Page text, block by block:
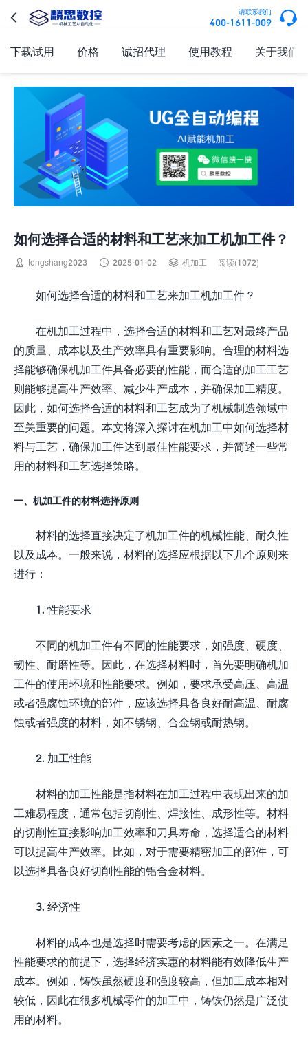
 请联系我们
400-1611-009 
下载试用 价格 诚招代理 使用教程 关于我们
如何选择合适的材料和工艺来加工机加工件？
 tongshang2023  2025-01-02  机加工 阅读(1072)
如何选择合适的材料和工艺来加工机加工件？
在机加工过程中，选择合适的材料和工艺对最终产品
的质量、成本以及生产效率具有重要影响。合理的材料选
择能够确保机加工件具备必要的性能，而合适的加工工艺
则能够提高生产效率、减少生产成本，并确保加工精度。
因此，如何选择合适的材料和工艺成为了机械制造领域中
至关重要的问题。本文将深入探讨在机加工中如何选择材
料与工艺，确保加工件达到最佳性能要求，并简述一些常
用的材料和工艺选择策略。
一、机加工件的材料选择原则
材料的选择直接决定了机加工件的机械性能、耐久性
以及成本。一般来说，材料的选择应根据以下几个原则来
进行：
1. 性能要求
不同的机加工件有不同的性能要求，如强度、硬度、
韧性、耐磨性等。因此，在选择材料时，首先要明确机加
工件的使用环境和性能要求。例如，要求承受高压、高温
或者强腐蚀环境的部件，应该选择具备良好耐高温、耐腐
蚀或者强度的材料，如不锈钢、合金钢或耐热钢。
2. 加工性能
材料的加工性能是指材料在加工过程中表现出来的加
工难易程度，通常包括切削性、焊接性、成形性等。材料
的切削性直接影响加工效率和刀具寿命，选择适合的材料
可以提高生产效率。比如，对于需要精密加工的部件，可
以选择具备良好切削性能的铝合金材料。
3. 经济性
材料的成本也是选择时需要考虑的因素之一。在满足
性能要求的前提下，选择经济实惠的材料能有效降低生产
成本。例如，铸铁虽然硬度和强度较高，但加工成本相对
较低，因此在很多机械零件的加工中，铸铁仍然是广泛使
用的材料。